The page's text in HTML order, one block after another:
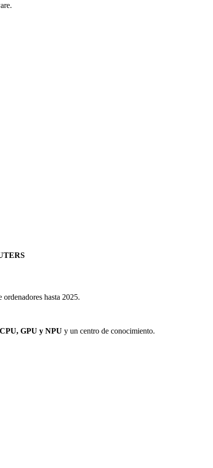
ordenadores hasta 2025.
CPU, GPU y NPU y un centro de conocimiento.